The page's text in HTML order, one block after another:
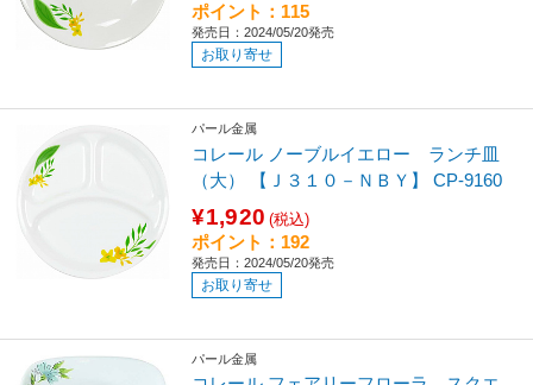
ポイント：115
発売日：2024/05/20発売
お取り寄せ
パール金属
コレール ノーブルイエロー ランチ皿
（大） 【Ｊ３１０－ＮＢＹ】 CP-9160
¥1,920 (税込)
ポイント：192
発売日：2024/05/20発売
お取り寄せ
パール金属